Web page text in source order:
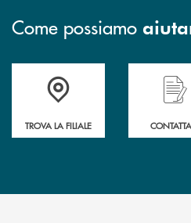
Come possiamo
Accedi all' elenco completo&nbsp;
TROVA LA FILIALE
Hai